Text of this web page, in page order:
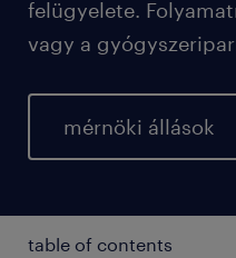
felügyelete.
vagy a
mérnöki állások
table of contents